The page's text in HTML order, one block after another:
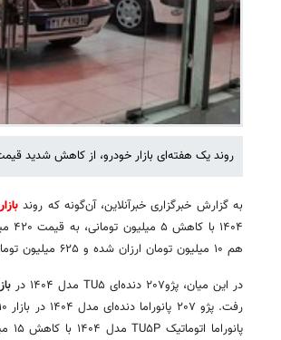
روند یک هفته‌ای بازار خودرو، از کاهش شدید
به گزارش خبرگزاری خبرآنلاین، آن‌گونه که روند
هم ۱۰ میلیون تومان ارزان شده و ۶۲۵ میلیون تومان قیمت خورده است.
در این میان، پژو۲۰۷ دنده‌ای TU۵ مدل ۱۴۰۴ در